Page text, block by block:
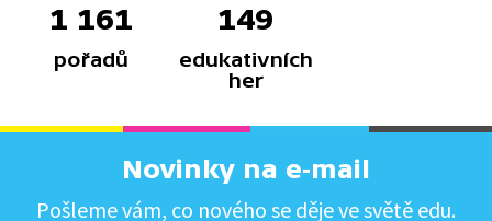
1 161
pořadů
149
edukativních
her
Novinky na e-mail
Pošleme vám, co nového se děje ve světě edu.